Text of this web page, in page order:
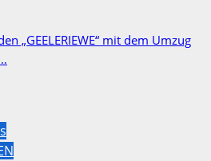
„GEELERIEWE“ mit dem Umzug